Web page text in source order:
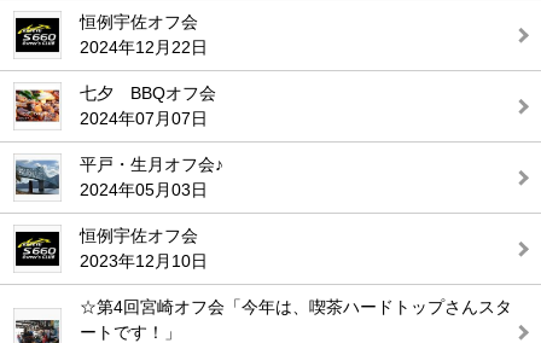
恒例宇佐オフ会
2024年12月22日
七夕 BBQオフ会
2024年07月07日
平戸・生月オフ会♪
2024年05月03日
恒例宇佐オフ会
2023年12月10日
☆第4回宮崎オフ会「今年は、喫茶ハードトップさんスタ
ートです！」